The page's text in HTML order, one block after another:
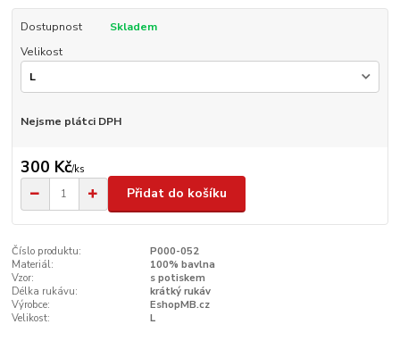
Dostupnost
Skladem
Velikost
Nejsme plátci DPH
300 Kč/ks
Přidat do košíku
Číslo produktu:
P000-052
Materiál:
100% bavlna
Vzor:
s potiskem
Délka rukávu:
krátký rukáv
Výrobce:
EshopMB.cz
Velikost:
L